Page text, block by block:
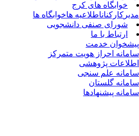
خوابگاه های کرج
مدیر کارکناناطلاعیه هاخوابگاه ها
شورای صنفی دانشجویی
ارتباط با ما
پیشخوان خدمت
سامانه احراز هویت متمرکز
اطلاعات پژوهشی
سامانه علم سنجی
سامانه گلستان
سامانه پیشنهادها